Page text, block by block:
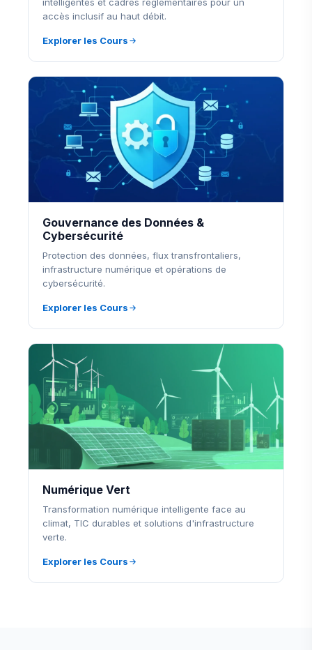
accès inclusif au haut débit.
Explorer les Cours
Gouvernance des Données &
Cybersécurité
Protection des données, flux transfrontaliers,
infrastructure numérique et opérations de
cybersécurité.
Explorer les Cours
Numérique Vert
Transformation numérique intelligente face au
climat, TIC durables et solutions d'infrastructure
verte.
Explorer les Cours